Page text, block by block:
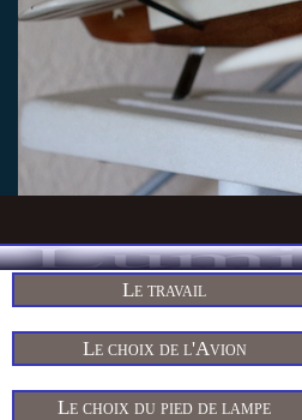
Le travail
Le choix de l'Avion
Le choix du pied de lampe